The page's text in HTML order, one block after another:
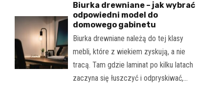
Biurka drewniane – jak wybrać
odpowiedni model do
domowego gabinetu
Biurka drewniane należą do tej klasy
mebli, które z wiekiem zyskują, a nie
tracą. Tam gdzie laminat po kilku latach
zaczyna się łuszczyć i odpryskiwać,…